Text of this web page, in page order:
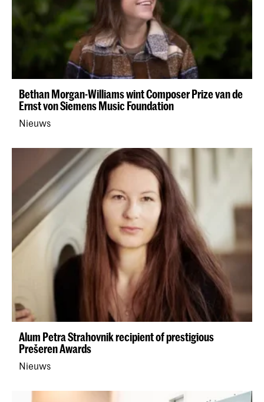
Bethan Morgan-Williams wint Composer Prize van de
Ernst von Siemens Music Foundation
Nieuws
Alum Petra Strahovnik recipient of prestigious
Prešeren Awards
Nieuws